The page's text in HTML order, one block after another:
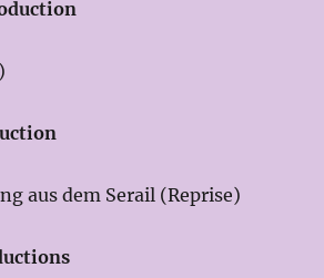
aus dem Serail (Reprise)